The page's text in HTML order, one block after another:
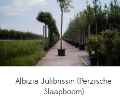
Albizia Julibrissin (Perzische
Slaapboom)